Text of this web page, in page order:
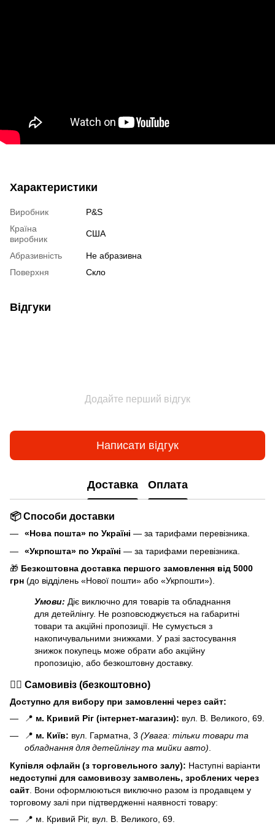
Характеристики
Виробник
P&S
Країна
виробник
США
Абразивність
Не абразивна
Поверхня
Скло
Відгуки
Додайте перший відгук
Написати відгук
Доставка Оплата
📦 Способи доставки
«Нова пошта» по Україні — за тарифами перевізника.
«Укрпошта» по Україні — за тарифами перевізника.
🎁 Безкоштовна доставка першого замовлення від 5000
грн (до відділень «Нової пошти» або «Укрпошти»).
Умови: Діє виключно для товарів та обладнання
для детейлінгу. Не розповсюджується на габаритні
товари та акційні пропозиції. Не сумується з
накопичувальними знижками. У разі застосування
знижок покупець може обрати або акційну
пропозицію, або безкоштовну доставку.
🏃‍♂️ Самовивіз (безкоштовно)
Доступно для вибору при замовленні через сайт:
📍 м. Кривий Ріг (інтернет-магазин): вул. В. Великого, 69.
📍 м. Київ: вул. Гарматна, 3 (Увага: тільки товари та
обладнання для детейлінгу та мийки авто).
Купівля офлайн (з торговельного залу): Наступні варіанти
недоступні для самовивозу замволень, зроблених через
сайт . Вони оформлюються виключно разом із продавцем у
торговому залі при підтвердженні наявності товару:
📍 м. Кривий Ріг, вул. В. Великого, 69.